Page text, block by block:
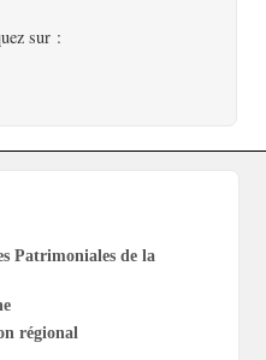
sur :
Patrimoniales de la
régional